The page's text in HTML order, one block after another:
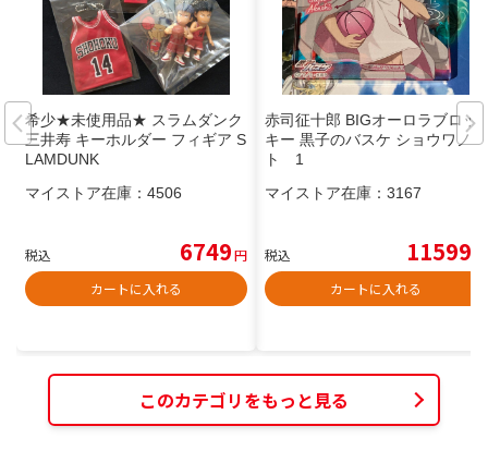
希少★未使用品★ スラムダンク
三井寿 キーホルダー フィギア S
LAMDUNK
マイストア在庫： 4506
税込 6749円
カートに入れる
赤司征十郎 BIGオーロラブロッ
キー 黒子のバスケ ショウワノー
ト 1
マイストア在庫： 3167
税込 11599
カートに入れる
このカテゴリをもっと見る